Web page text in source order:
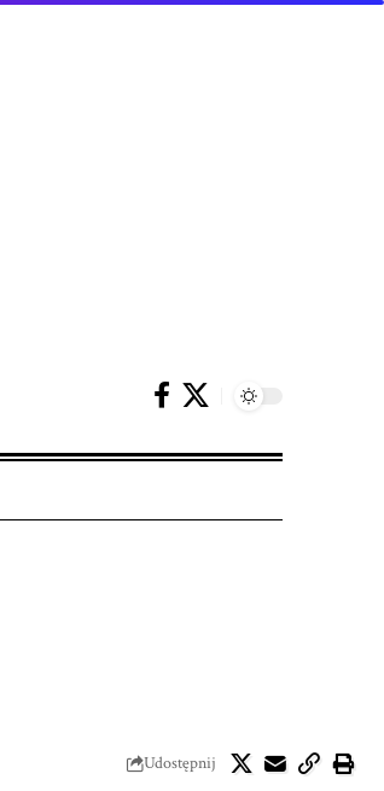
Udostępnij